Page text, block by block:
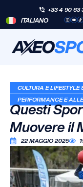
+33 4 90 63
ITALIANO
CULTURA E LIFESTYLE
PERFORMANCE E
Questi
Muovere il
22 MAGGIO 2025